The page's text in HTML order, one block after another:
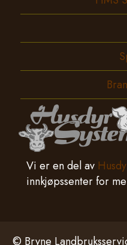
Vi er en del av
innkjøpssenter for
© Bryne